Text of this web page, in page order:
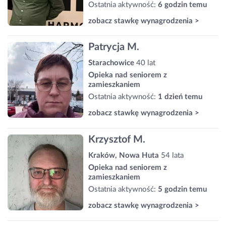
Ostatnia aktywność: 6 godzin temu
zobacz stawkę wynagrodzenia >
Patrycja M.
Starachowice 40 lat
Opieka nad seniorem z
zamieszkaniem
Ostatnia aktywność: 1 dzień temu
zobacz stawkę wynagrodzenia >
Krzysztof M.
Kraków, Nowa Huta 54 lata
Opieka nad seniorem z
zamieszkaniem
Ostatnia aktywność: 5 godzin temu
zobacz stawkę wynagrodzenia >